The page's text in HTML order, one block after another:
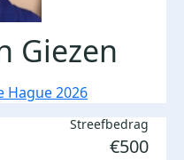
Giezen
Hague 2026
Streefbedrag
€500